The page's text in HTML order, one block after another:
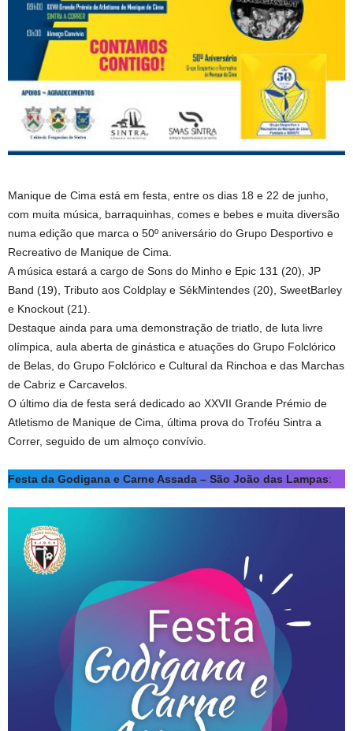
Manique de Cima está em festa, entre os dias 18 e 22 de junho,
com muita música, barraquinhas, comes e bebes e muita diversão
numa edição que marca o 50º aniversário do Grupo Desportivo e
Recreativo de Manique de Cima.
A música estará a cargo de Sons do Minho e Epic 131 (20), JP
Band (19), Tributo aos Coldplay e SékMintendes (20), SweetBarley
e Knockout (21).
Destaque ainda para uma demonstração de triatlo, de luta livre
olímpica, aula aberta de ginástica e atuações do Grupo Folclórico
de Belas, do Grupo Folclórico e Cultural da Rinchoa e das Marchas
de Cabriz e Carcavelos.
O último dia de festa será dedicado ao XXVII Grande Prémio de
Atletismo de Manique de Cima, última prova do Troféu Sintra a
Correr, seguido de um almoço convívio.
Festa da Godigana e Carne Assada – São João das Lampas: